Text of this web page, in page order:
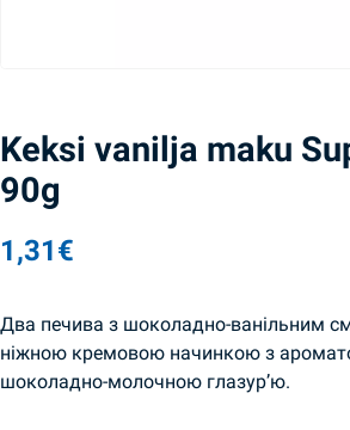
Keksi vanilja maku
90g
1,31€
Два печива з шоколадно-ванільним
ніжною кремовою начинкою з
шоколадно-молочною глазур’ю.